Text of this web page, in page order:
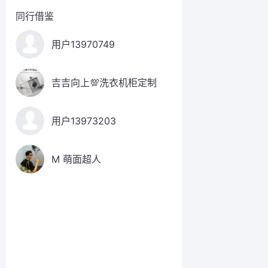
同行借鉴
用户13970749
吉吉向上💯洗衣机柜定制
用户13973203
M 萌面超人